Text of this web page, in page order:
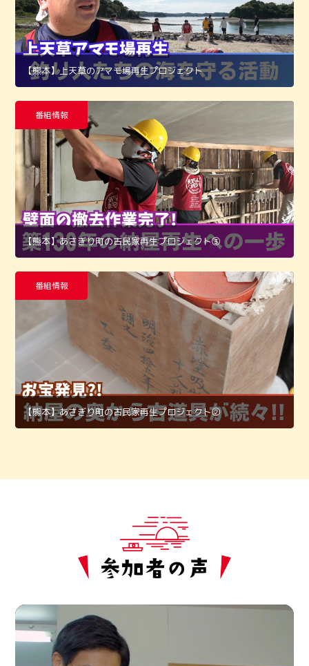
【熊本】上天草のアマモ場再生プロジェクト
番組情報
【熊本】あさぎり町の古民家再生プロジェクト➂
番組情報
【熊本】あさぎり町の古民家再生プロジェクト②